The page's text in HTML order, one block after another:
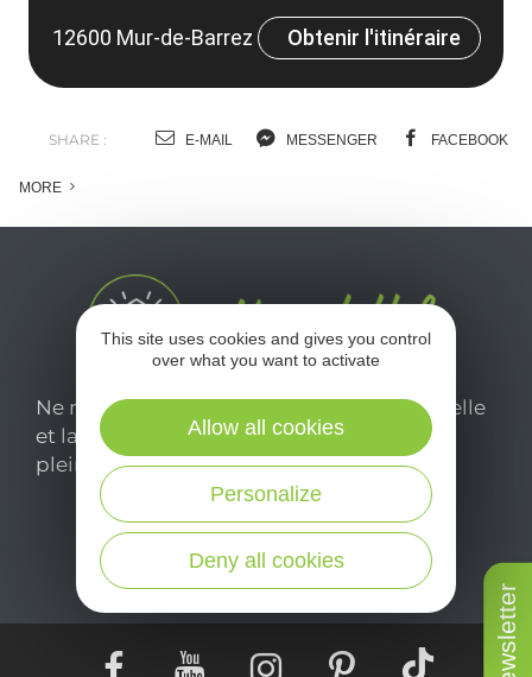
Newsletter
12600 Mur-de-Barrez
Obtenir l'itinéraire
SHARE : E-MAIL MESSENGER FACEBOOK
MORE
Ne manquez pas notre newsletter mensuelle
et laissez-vous inspirer pour profiter
pleinement de votre séjour en Aveyron.
Je m'abonne ici
This site uses cookies and gives you control
over what you want to activate
Deny all cookies
Personalize
Allow all cookies